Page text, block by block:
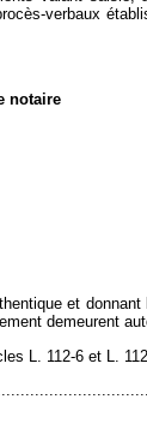
verbaux
notaire
et
demeurent
L. 112-6 et L.